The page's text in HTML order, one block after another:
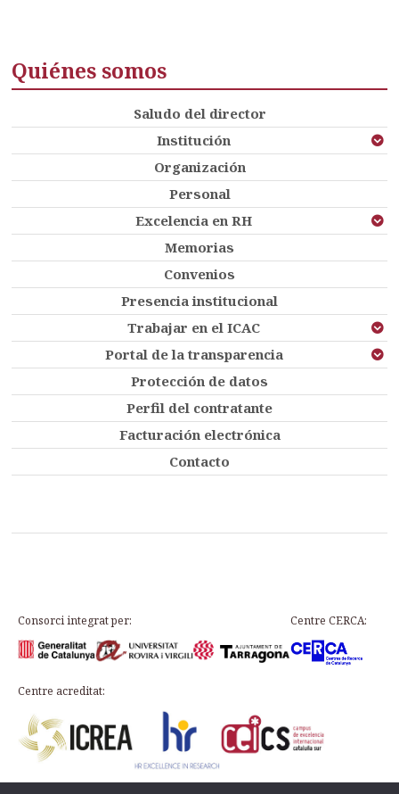
Quiénes somos
Saludo del director
Institución
Organización
Personal
Excelencia en RH
Memorias
Convenios
Presencia institucional
Trabajar en el ICAC
Portal de la transparencia
Protección de datos
Perfil del contratante
Facturación electrónica
Contacto
Consorci integrat per: Centre CERCA:
Centre acreditat: